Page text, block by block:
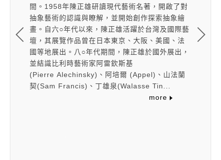
國際藝
國、法
間。1958年陳正雄研讀現代藝術名著，開啟了對
抽象藝術的認識與瞭解，並開始創作探索抽象繪
畫。自六○年代以來，陳正雄活躍於台灣及國際藝
壇，其展覽作品曾在日本東京、大阪、美國、法
國等地展出。八○年代期間，陳正雄於國外展出，
並結識比利時藝術家阿雷欽斯基
(Pierre Alechinsky)、阿培爾 (Appel)、山法蘭
契(Sam Francis)、丁雄泉(Walasse Tin...
more
畫。自
壇，其